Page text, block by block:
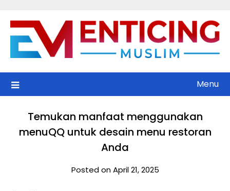
content
Menu
Temukan manfaat menggunakan
menuQQ untuk desain menu restoran
Anda
Posted on April 21, 2025